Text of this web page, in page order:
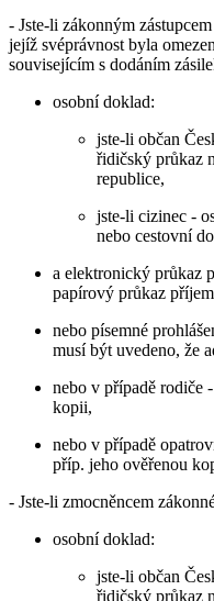
- Jste-li zákonným
jejíž svéprávnost byla
souvisejícím s dodáním
osobní doklad:
jste-li občan
řidičský průkaz
republice,
jste-li cizinec -
nebo cestovní
a elektronický průkaz
papírový průkaz
nebo písemné
musí být uvedeno, že
nebo v případě rodiče
kopii,
nebo v případě
příp. jeho ověřenou
- Jste-li zmocněncem
osobní doklad:
jste-li občan
řidičský průkaz